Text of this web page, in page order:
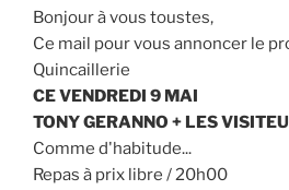
Bonjour à vous toustes,
Ce mail pour vous annoncer le
Quincaillerie
CE VENDREDI 9 MAI
TONY GERANNO + LES
Comme d'habitude...
Repas à prix libre / 20h00